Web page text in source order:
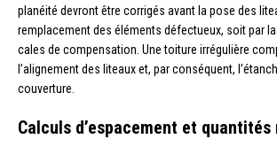
planéité devront être corrigés avant la pose des
remplacement des éléments défectueux, soit par
cales de compensation. Une toiture irrégulière
l’alignement des liteaux et, par conséquent,
couverture.
Calculs d’espacement et